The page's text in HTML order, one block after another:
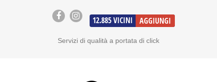
12.885 VICINI AGGIUNGI
Servizi di qualità a portata di click